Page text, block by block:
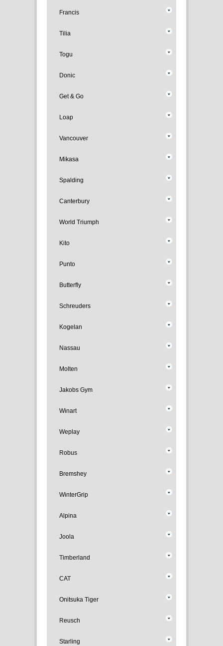
Francis
Tilia
Togu
Donic
Get & Go
Loap
Vancouver
Mikasa
Spalding
Canterbury
World Triumph
Kito
Punto
Butterfly
Schreuders
Kogelan
Nassau
Molten
Jakobs Gym
Winart
Weplay
Robus
Bremshey
WinterGrip
Alpina
Joola
Timberland
CAT
Onitsuka Tiger
Reusch
Starling